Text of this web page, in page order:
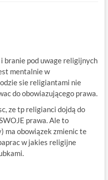
branie pod uwage religijnych
mentalnie w
sie religiantami nie
do obowiazującego prawa.
ze tp religianci dojdą do
prawa. Ale to
ma obowiązek zmienic te
w jakies religijne